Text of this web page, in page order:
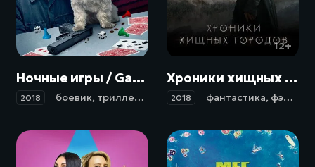
18+
Ночные игры / Game Night (2018)
2018 боевик, триллер , комедия криминал,
12+
Хроники хищных городов / Mortal Engines (2018)
2018 фантастика, фэнтези